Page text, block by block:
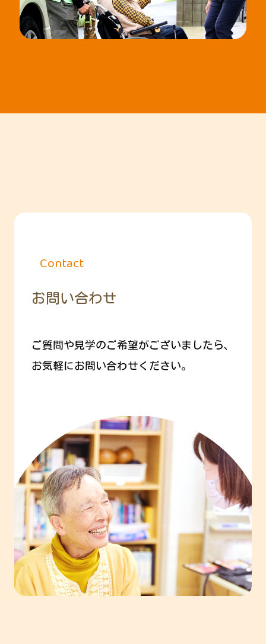
Contact
お問い合わせ
ご質問や見学のご希望がございましたら、
お気軽にお問い合わせください。